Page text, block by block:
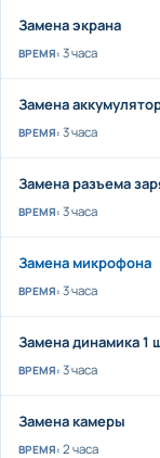
Замена экрана
3 часа
Замена
3 часа
Замена разъема
3 часа
Замена микрофона
3 часа
Замена динамика 1
3 часа
Замена камеры
2 часа